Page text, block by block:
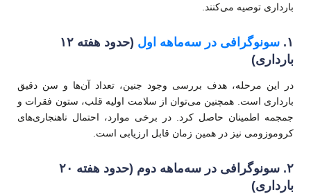
بارداری توصیه می‌کنند.
۱. سونوگرافی در سه‌ماهه اول
(حدود هفته ۱۲
بارداری)
در این مرحله، هدف بررسی وجود جنین، تعداد آن‌ها و سن دقیق
بارداری است. همچنین می‌توان از سلامت اولیه قلب، ستون فقرات و
جمجمه اطمینان حاصل کرد. در برخی موارد، احتمال ناهنجاری‌های
کروموزومی نیز در همین زمان قابل ارزیابی است.
۲. سونوگرافی در سه‌ماهه دوم (حدود هفته ۲۰
بارداری)